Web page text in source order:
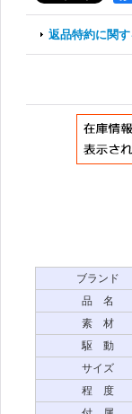
返品特約に関
ブランド
品 名
素 材
駆 動
サイズ
程 度